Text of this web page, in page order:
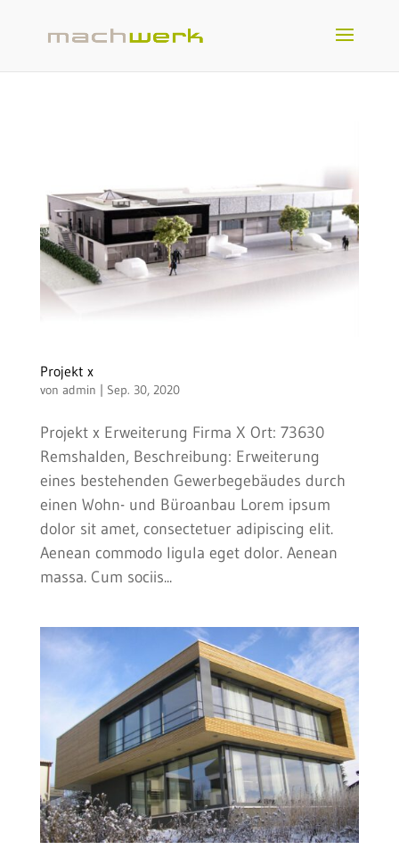
Projekt x
von admin | Sep. 30, 2020
Projekt x Erweiterung Firma X Ort: 73630
Remshalden, Beschreibung: Erweiterung
eines bestehenden Gewerbegebäudes durch
einen Wohn- und Büroanbau Lorem ipsum
dolor sit amet, consectetuer adipiscing elit.
Aenean commodo ligula eget dolor. Aenean
massa. Cum sociis...